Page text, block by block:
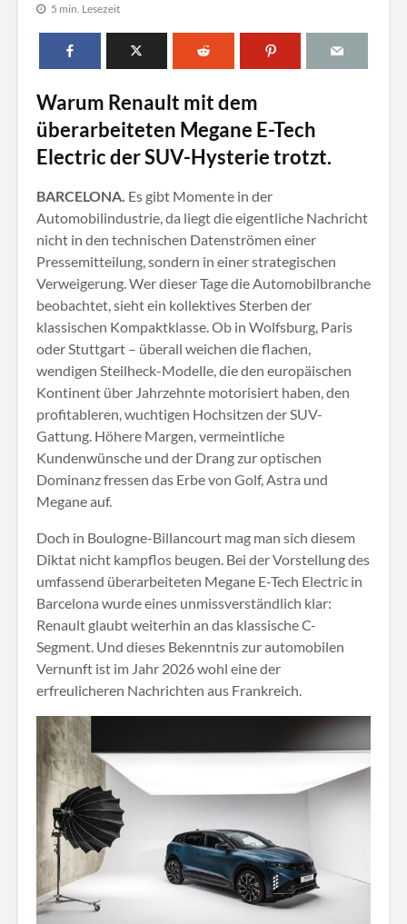
5 min. Lesezeit
Warum Renault mit dem
überarbeiteten Megane E-Tech
Electric der SUV-Hysterie trotzt.
BARCELONA. Es gibt Momente in der
Automobilindustrie, da liegt die eigentliche Nachricht
nicht in den technischen Datenströmen einer
Pressemitteilung, sondern in einer strategischen
Verweigerung. Wer dieser Tage die Automobilbranche
beobachtet, sieht ein kollektives Sterben der
klassischen Kompaktklasse. Ob in Wolfsburg, Paris
oder Stuttgart – überall weichen die flachen,
wendigen Steilheck-Modelle, die den europäischen
Kontinent über Jahrzehnte motorisiert haben, den
profitableren, wuchtigen Hochsitzen der SUV-
Gattung. Höhere Margen, vermeintliche
Kundenwünsche und der Drang zur optischen
Dominanz fressen das Erbe von Golf, Astra und
Megane auf.
Doch in Boulogne-Billancourt mag man sich diesem
Diktat nicht kampflos beugen. Bei der Vorstellung des
umfassend überarbeiteten Megane E-Tech Electric in
Barcelona wurde eines unmissverständlich klar:
Renault glaubt weiterhin an das klassische C-
Segment. Und dieses Bekenntnis zur automobilen
Vernunft ist im Jahr 2026 wohl eine der
erfreulicheren Nachrichten aus Frankreich.